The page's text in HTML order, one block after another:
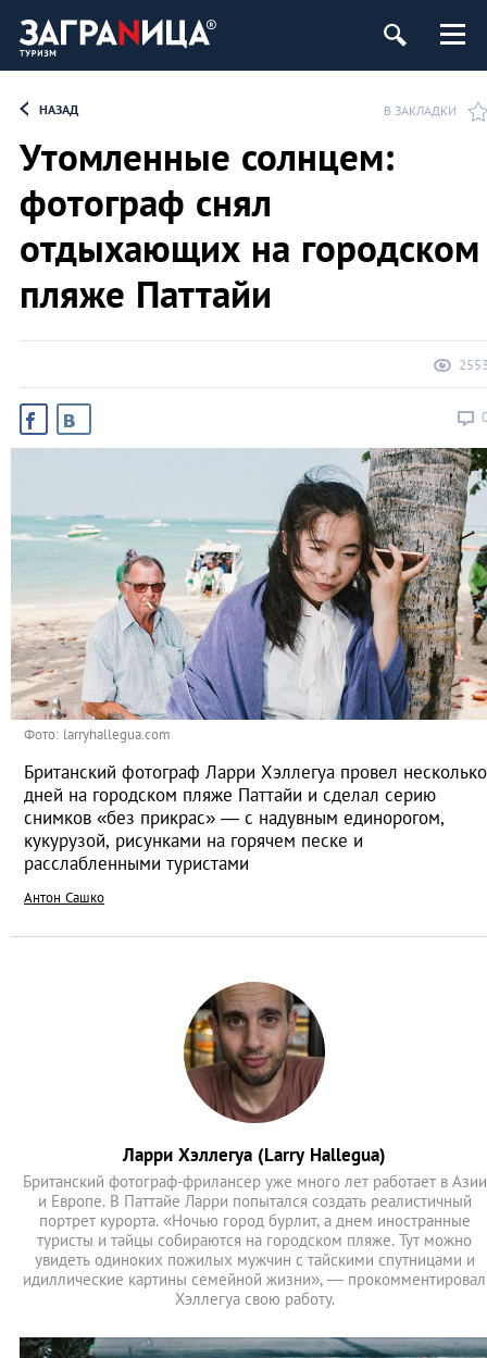
НАЗАД В ЗАКЛАДКИ
Утомленные солнцем:
фотограф снял
отдыхающих на городском
пляже Паттайи
Фото: larryhallegua.com
Британский фотограф Ларри Хэллегуа провел несколько
дней на городском пляже Паттайи и сделал серию
снимков «без прикрас» — с надувным единорогом,
кукурузой, рисунками на горячем песке и
расслабленными туристами
Антон Сашко
Ларри Хэллегуа (Larry Hallegua)
Британский фотограф-фрилансер уже много лет работает в Азии
и Европе. В Паттайе Ларри попытался создать реалистичный
портрет курорта. «Ночью город бурлит, а днем иностранные
туристы и тайцы собираются на городском пляже. Тут можно
увидеть одиноких пожилых мужчин с тайскими спутницами и
идиллические картины семейной жизни», — прокомментировал
Хэллегуа свою работу.